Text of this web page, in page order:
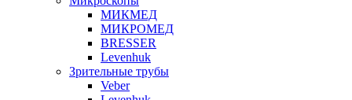
МИКМЕД
МИКРОМЕД
BRESSER
Levenhuk
Зрительные трубы
Veber